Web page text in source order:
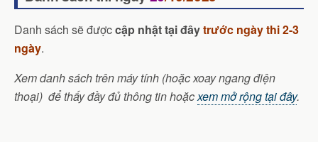
Danh sách sẽ đượccập nhật tại đâytrước ngày thi 2-3
ngày.
Xem danh sách trên máy tính (hoặc xoay ngang điện
thoại) để thấy đầy đủ thông tin hoặcxem mở rộng tại đây.